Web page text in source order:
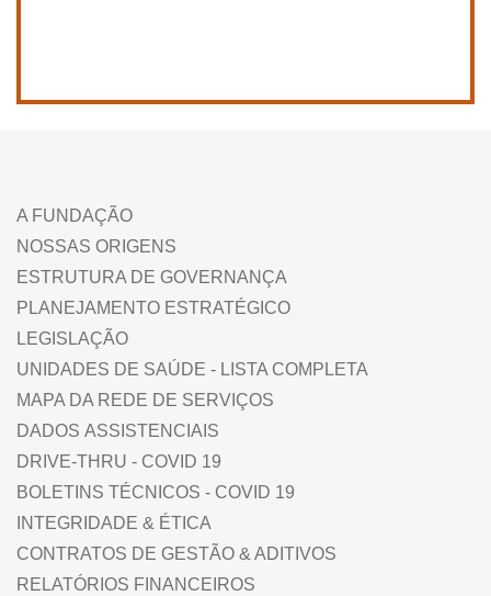
A FUNDAÇÃO
NOSSAS ORIGENS
ESTRUTURA DE GOVERNANÇA
PLANEJAMENTO ESTRATÉGICO
LEGISLAÇÃO
UNIDADES DE SAÚDE - LISTA COMPLETA
MAPA DA REDE DE SERVIÇOS
DADOS ASSISTENCIAIS
DRIVE-THRU - COVID 19
BOLETINS TÉCNICOS - COVID 19
INTEGRIDADE & ÉTICA
CONTRATOS DE GESTÃO & ADITIVOS
RELATÓRIOS FINANCEIROS